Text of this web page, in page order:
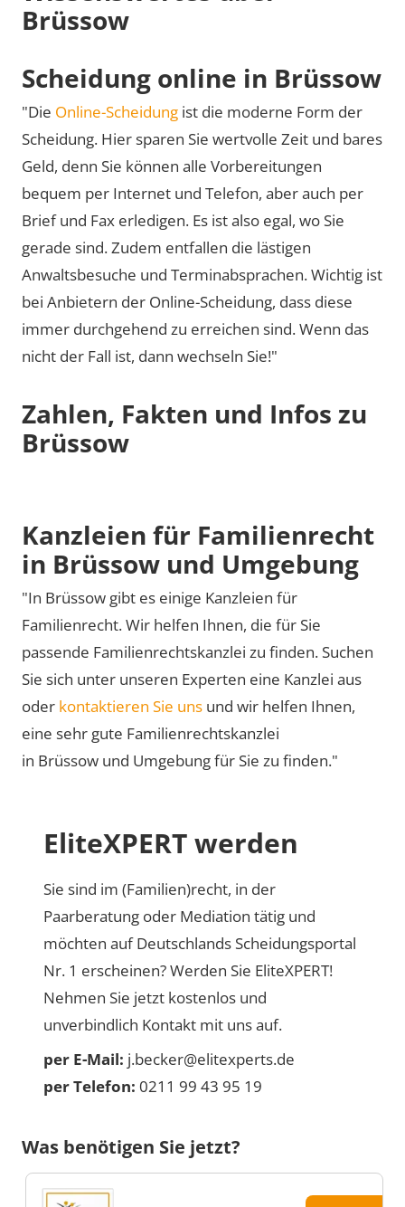
Brüssow
Scheidung online in Brüssow
"Die Online-Scheidung ist die moderne Form der
Scheidung. Hier sparen Sie wertvolle Zeit und bares
Geld, denn Sie können alle Vorbereitungen
bequem per Internet und Telefon, aber auch per
Brief und Fax erledigen. Es ist also egal, wo Sie
gerade sind. Zudem entfallen die lästigen
Anwaltsbesuche und Terminabsprachen. Wichtig ist
bei Anbietern der Online-Scheidung, dass diese
immer durchgehend zu erreichen sind. Wenn das
nicht der Fall ist, dann wechseln Sie!"
Zahlen, Fakten und Infos zu
Brüssow
Kanzleien für Familienrecht
in Brüssow und Umgebung
"In Brüssow gibt es einige Kanzleien für
Familienrecht. Wir helfen Ihnen, die für Sie
passende Familienrechtskanzlei zu finden. Suchen
Sie sich unter unseren Experten eine Kanzlei aus
oder kontaktieren Sie uns und wir helfen Ihnen,
eine sehr gute Familienrechtskanzlei
in Brüssow und Umgebung für Sie zu finden."
EliteXPERT werden
Sie sind im (Familien)recht, in der
Paarberatung oder Mediation tätig und
möchten auf Deutschlands Scheidungsportal
Nr. 1 erscheinen? Werden Sie EliteXPERT!
Nehmen Sie jetzt kostenlos und
unverbindlich Kontakt mit uns auf.
per E-Mail: j.becker@elitexperts.de
per Telefon: 0211 99 43 95 19
Was benötigen Sie jetzt?